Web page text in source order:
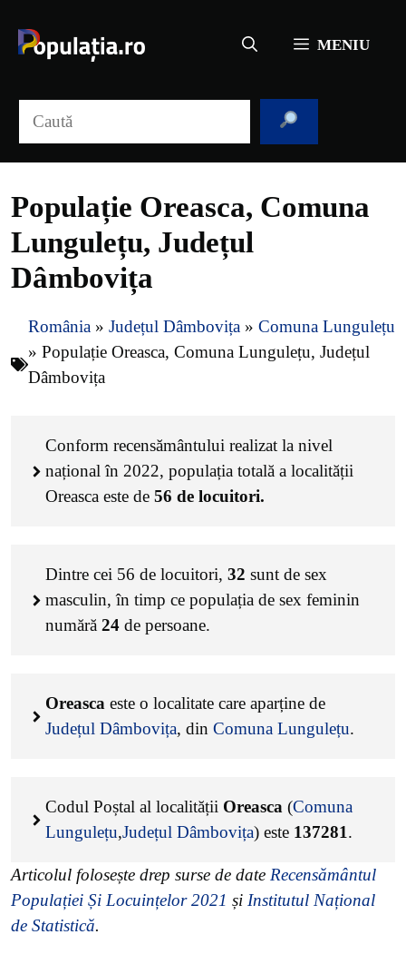
conținut
MENIU
Populație Oreasca, Comuna
Lungulețu, Județul
Dâmbovița
România » Județul Dâmbovița » Comuna Lungulețu
» Populație Oreasca, Comuna Lungulețu, Județul
Dâmbovița
Conform recensământului realizat la nivel
național în 2022, populația totală a localității
Oreasca este de 56 de locuitori.
Dintre cei 56 de locuitori, 32 sunt de sex
masculin, în timp ce populația de sex feminin
numără 24 de persoane.
Oreasca este o localitate care aparține de
Județul Dâmbovița, din Comuna Lungulețu.
Codul Poștal al localității Oreasca (Comuna
Lungulețu,Județul Dâmbovița) este 137281.
Articolul folosește drep surse de date Recensământul
Populației Și Locuințelor 2021 și Institutul Național
de Statistică.